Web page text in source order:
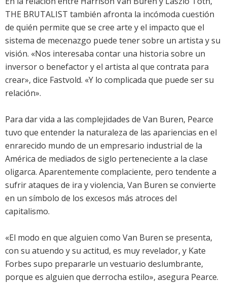
THE BRUTALIST también afronta la incómoda cuestión
de quién permite que se cree arte y el impacto que el
sistema de mecenazgo puede tener sobre un artista y su
visión. «Nos interesaba contar una historia sobre un
inversor o benefactor y el artista al que contrata para
crear», dice Fastvold. «Y lo complicada que puede ser su
relación».
Para dar vida a las complejidades de Van Buren, Pearce
tuvo que entender la naturaleza de las apariencias en el
enrarecido mundo de un empresario industrial de la
América de mediados de siglo perteneciente a la clase
oligarca. Aparentemente complaciente, pero tendente a
sufrir ataques de ira y violencia, Van Buren se convierte
en un símbolo de los excesos más atroces del
capitalismo.
«El modo en que alguien como Van Buren se presenta,
con su atuendo y su actitud, es muy revelador, y Kate
Forbes supo prepararle un vestuario deslumbrante,
porque es alguien que derrocha estilo», asegura Pearce.